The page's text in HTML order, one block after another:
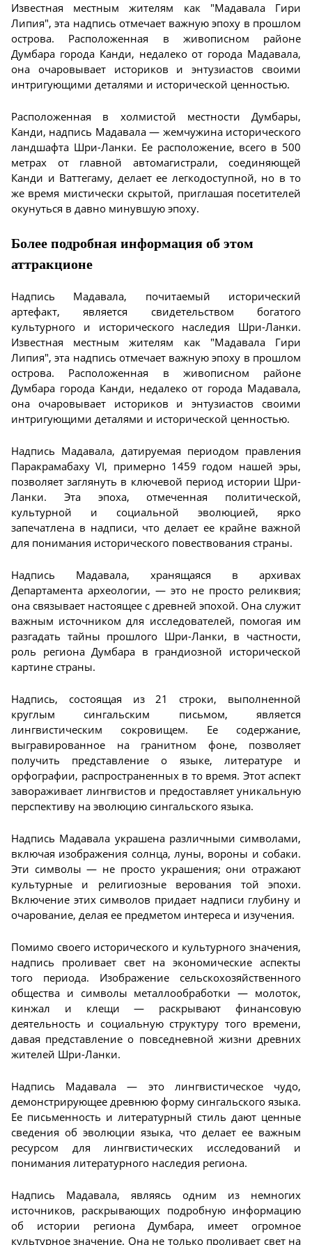
Известная местным жителям как "Мадавала Гири
Липия", эта надпись отмечает важную эпоху в прошлом
острова. Расположенная в живописном районе
Думбара города Канди, недалеко от города Мадавала,
она очаровывает историков и энтузиастов своими
интригующими деталями и исторической ценностью.
Расположенная в холмистой местности Думбары,
Канди, надпись Мадавала — жемчужина исторического
ландшафта Шри-Ланки. Ее расположение, всего в 500
метрах от главной автомагистрали, соединяющей
Канди и Ваттегаму, делает ее легкодоступной, но в то
же время мистически скрытой, приглашая посетителей
окунуться в давно минувшую эпоху.
Более подробная информация об этом
аттракционе
Надпись Мадавала, почитаемый исторический
артефакт, является свидетельством богатого
культурного и исторического наследия Шри-Ланки.
Известная местным жителям как "Мадавала Гири
Липия", эта надпись отмечает важную эпоху в прошлом
острова. Расположенная в живописном районе
Думбара города Канди, недалеко от города Мадавала,
она очаровывает историков и энтузиастов своими
интригующими деталями и исторической ценностью.
Надпись Мадавала, датируемая периодом правления
Паракрамабаху VI, примерно 1459 годом нашей эры,
позволяет заглянуть в ключевой период истории Шри-
Ланки. Эта эпоха, отмеченная политической,
культурной и социальной эволюцией, ярко
запечатлена в надписи, что делает ее крайне важной
для понимания исторического повествования страны.
Надпись Мадавала, хранящаяся в архивах
Департамента археологии, — это не просто реликвия;
она связывает настоящее с древней эпохой. Она служит
важным источником для исследователей, помогая им
разгадать тайны прошлого Шри-Ланки, в частности,
роль региона Думбара в грандиозной исторической
картине страны.
Надпись, состоящая из 21 строки, выполненной
круглым сингальским письмом, является
лингвистическим сокровищем. Ее содержание,
выгравированное на гранитном фоне, позволяет
получить представление о языке, литературе и
орфографии, распространенных в то время. Этот аспект
завораживает лингвистов и предоставляет уникальную
перспективу на эволюцию сингальского языка.
Надпись Мадавала украшена различными символами,
включая изображения солнца, луны, вороны и собаки.
Эти символы — не просто украшения; они отражают
культурные и религиозные верования той эпохи.
Включение этих символов придает надписи глубину и
очарование, делая ее предметом интереса и изучения.
Помимо своего исторического и культурного значения,
надпись проливает свет на экономические аспекты
того периода. Изображение сельскохозяйственного
общества и символы металлообработки — молоток,
кинжал и клещи — раскрывают финансовую
деятельность и социальную структуру того времени,
давая представление о повседневной жизни древних
жителей Шри-Ланки.
Надпись Мадавала — это лингвистическое чудо,
демонстрирующее древнюю форму сингальского языка.
Ее письменность и литературный стиль дают ценные
сведения об эволюции языка, что делает ее важным
ресурсом для лингвистических исследований и
понимания литературного наследия региона.
Надпись Мадавала, являясь одним из немногих
источников, раскрывающих подробную информацию
об истории региона Думбара, имеет огромное
культурное значение. Она не только проливает свет на